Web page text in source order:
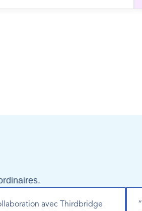
avec Thirdbridge